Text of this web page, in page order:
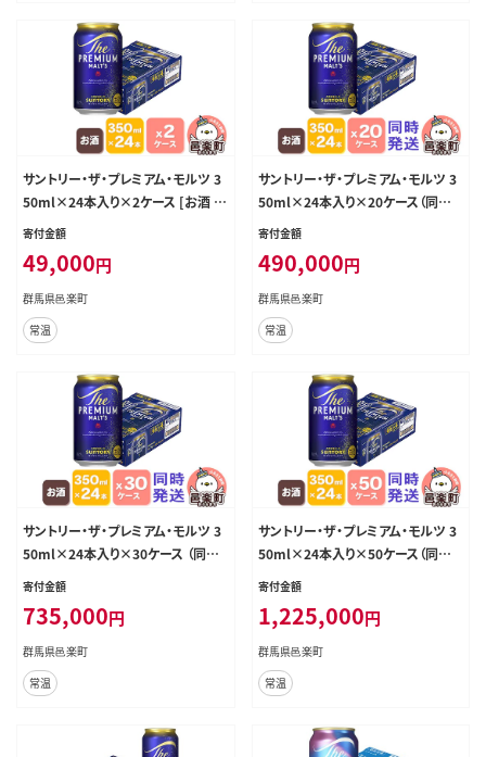
サントリー・ザ・プレミアム・モルツ 3
50ml×24本入り×2ケース [お酒 ビ
ール 缶 プレモル 群馬県]
寄付金額
49,000円
群馬県邑楽町
常温
サントリー・ザ・プレミアム・モルツ 3
50ml×24本入り×20ケース（同時
発送） [お酒 ビール 缶 プレモル 群
寄付金額
490,000円
群馬県邑楽町
常温
サントリー・ザ・プレミアム・モルツ 3
50ml×24本入り×30ケース （同時
発送） [お酒 ビール 缶 プレモル 群
寄付金額
735,000円
群馬県邑楽町
常温
サントリー・ザ・プレミアム・モルツ 3
50ml×24本入り×50ケース（同時
発送） [お酒 ビール 缶 プレモル 群
寄付金額
1,225,000円
群馬県邑楽町
常温